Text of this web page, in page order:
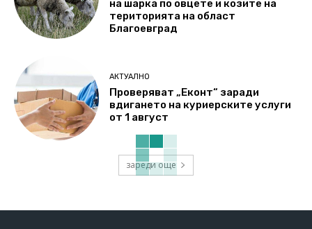
на шарка по овцете и козите на
територията на област
Благоевград
АКТУАЛНО
Проверяват „Еконт“ заради
вдигането на куриерските услуги
от 1 август
зареди още